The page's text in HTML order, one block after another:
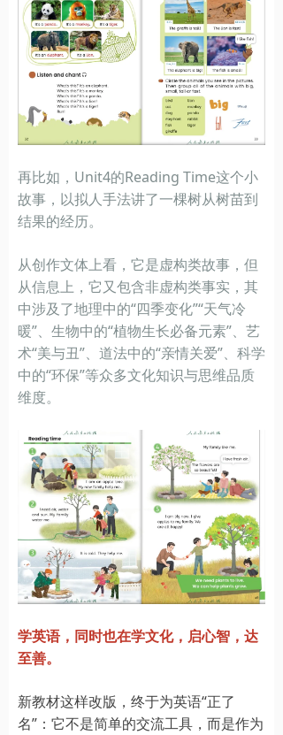
再比如，Unit4的Reading Time这个小
故事，以拟人手法讲了一棵树从树苗到
结果的经历。
从创作文体上看，它是虚构类故事，但
从信息上，它又包含非虚构类事实，其
中涉及了地理中的“四季变化”“天气冷
暖”、生物中的“植物生长必备元素”、艺
术“美与丑”、道法中的“亲情关爱”、科学
中的“环保”等众多文化知识与思维品质
维度。
学英语，同时也在学文化，启心智，达
至善。
新教材这样改版，终于为英语“正了
名”：它不是简单的交流工具，而是作为